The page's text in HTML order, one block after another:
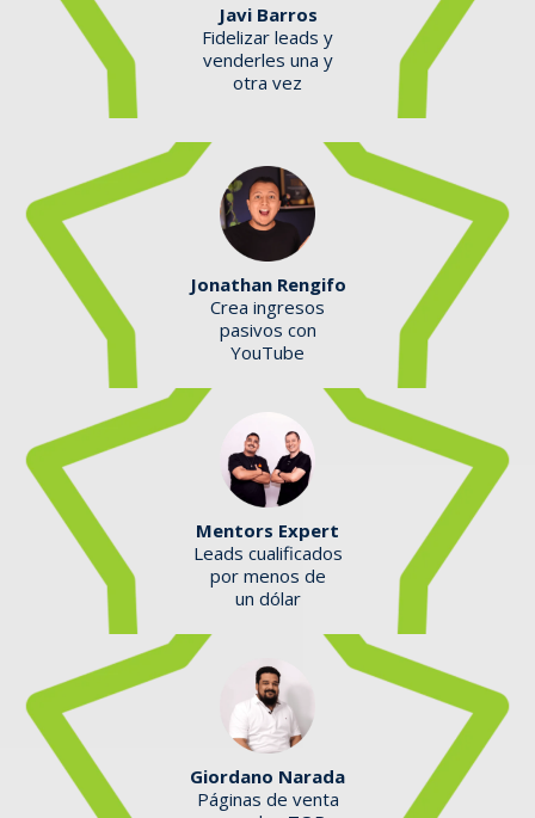
Javi Barros
Fidelizar leads y
venderles una y
otra vez
Jonathan Rengifo
Crea ingresos
pasivos con
YouTube
Mentors Expert
Leads cualificados
por menos de
un dólar
Giordano Narada
Páginas de venta